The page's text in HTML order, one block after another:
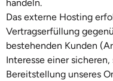
handeln.
Das externe Hosting
Vertragserfüllung
bestehenden Kunden
Interesse einer
Bereitstellung unseres